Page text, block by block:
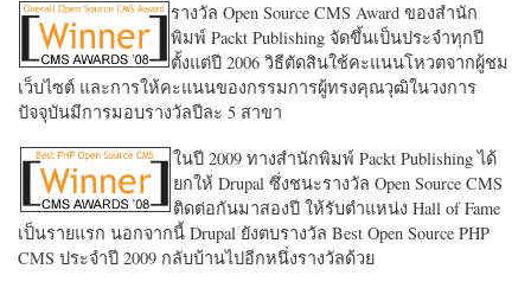
รางวัล Open Source CMS Award ของสำนัก
พิมพ์ Packt Publishing จัดขึ้นเป็นประจำทุกปี
ตั้งแต่ปี 2006 วิธีตัดสินใช้คะแนนโหวตจากผู้ชม
เว็บไซต์ และการให้คะแนนของกรรมการผู้ทรงคุณวุฒิในวงการ
ปัจจุบันมีการมอบรางวัลปีละ 5 สาขา
ในปี 2009 ทางสำนักพิมพ์ Packt Publishing ได้
ยกให้ Drupal ซึ่งชนะรางวัล Open Source CMS
ติดต่อกันมาสองปี ให้รับตำแหน่ง Hall of Fame
เป็นรายแรก นอกจากนี้ Drupal ยังตบรางวัล Best Open Source PHP
CMS ประจำปี 2009 กลับบ้านไปอีกหนึ่งรางวัลด้วย